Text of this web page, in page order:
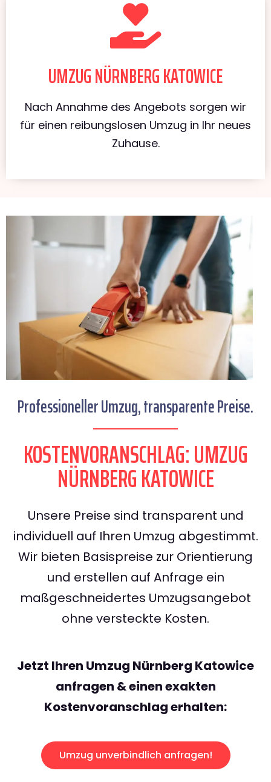
UMZUG NÜRNBERG KATOWICE
Nach Annahme des Angebots sorgen wir
für einen reibungslosen Umzug in Ihr neues
Zuhause.
Professioneller Umzug, transparente Preise.
KOSTENVORANSCHLAG: UMZUG
NÜRNBERG KATOWICE
Unsere Preise sind transparent und
individuell auf Ihren Umzug abgestimmt.
Wir bieten Basispreise zur Orientierung
und erstellen auf Anfrage ein
maßgeschneidertes Umzugsangebot
ohne versteckte Kosten.
Jetzt Ihren Umzug Nürnberg Katowice
anfragen & einen exakten
Kostenvoranschlag erhalten:
Umzug unverbindlich anfragen!